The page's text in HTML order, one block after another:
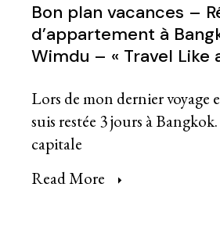
Bon plan vacances –
d’appartement à
Wimdu – « Travel Like
Lors de mon dernier voyage
suis restée 3 jours à
capitale
Read More